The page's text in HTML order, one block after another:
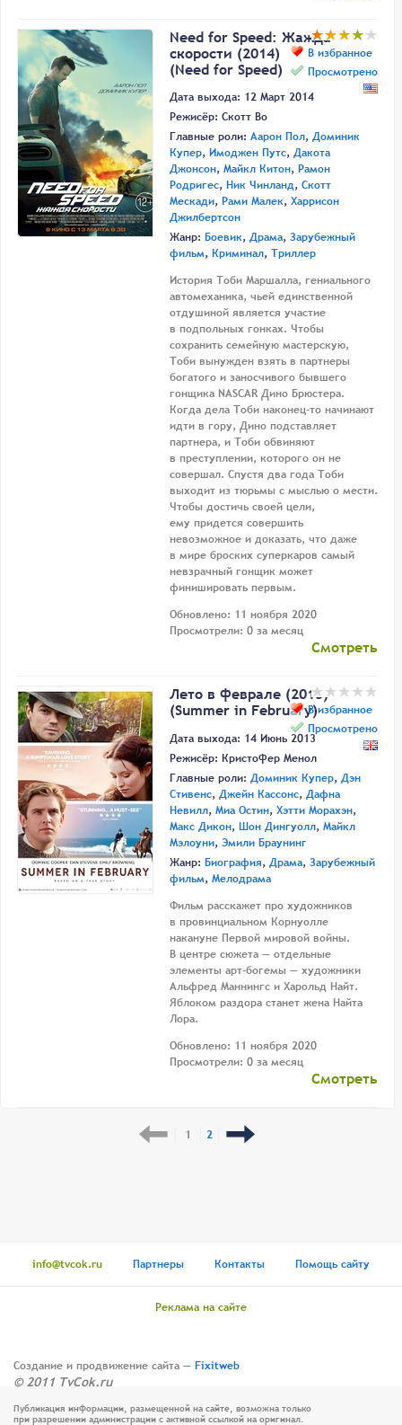
В избранное
Просмотрено
Need for Speed: Жажда
скорости (2014)
(Need for Speed)
Дата выхода: 12 Март 2014
Режисёр: Скотт Во
Главные роли: Аарон Пол, Доминик
Купер, Имоджен Путс, Дакота
Джонсон, Майкл Китон, Рамон
Родригес, Ник Чинланд, Скотт
Мескади, Рами Малек, Харрисон
Джилбертсон
Жанр: Боевик, Драма, Зарубежный
фильм, Криминал, Триллер
История Тоби Маршалла, гениального
автомеханика, чьей единственной
отдушиной является участие
в подпольных гонках. Чтобы
сохранить семейную мастерскую,
Тоби вынужден взять в партнеры
богатого и заносчивого бывшего
гонщика NASCAR Дино Брюстера.
Когда дела Тоби наконец-то начинают
идти в гору, Дино подставляет
партнера, и Тоби обвиняют
в преступлении, которого он не
совершал. Спустя два года Тоби
выходит из тюрьмы с мыслью о мести.
Чтобы достичь своей цели,
ему придется совершить
невозможное и доказать, что даже
в мире броских суперкаров самый
невзрачный гонщик может
финишировать первым.
Обновлено: 11 ноября 2020
Просмотрели: 0 за месяц
Смотреть
В избранное
Просмотрено
Лето в феврале (2013)
(Summer in February)
Дата выхода: 14 Июнь 2013
Режисёр: Кристофер Менол
Главные роли: Доминик Купер, Дэн
Стивенс, Джейн Кассонс, Дафна
Невилл, Миа Остин, Хэтти Морахэн,
Макс Дикон, Шон Дингуолл, Майкл
Мэлоуни, Эмили Браунинг
Жанр: Биография, Драма, Зарубежный
фильм, Мелодрама
Фильм расскажет про художников
в провинциальном Корнуолле
накануне Первой мировой войны.
В центре сюжета — отдельные
элементы арт-богемы — художники
Альфред Маннингс и Харольд Найт.
Яблоком раздора станет жена Найта
Лора.
Обновлено: 11 ноября 2020
Просмотрели: 0 за месяц
Смотреть
1 2
info@tvcok.ru Партнеры Контакты Помощь сайту
Реклама на сайте
Создание и продвижение сайта — Fixitweb
© 2011 TvCok.ru
Публикация информации, размещенной на сайте, возможна только
при разрешении администрации с активной ссылкой на оригинал.